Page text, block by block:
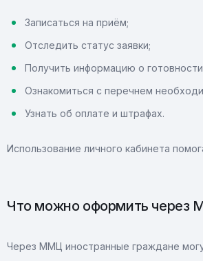
Записаться на приём;
Отследить статус заявки;
Получить информацию о
Ознакомиться с перечнем
Узнать об оплате и штрафах.
Использование личного кабинета
Что можно оформить через
Через ММЦ иностранные граждане